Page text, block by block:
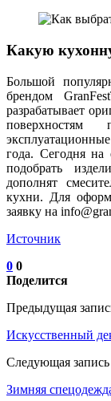
Какую
Большой
брендом
разрабатывает
года. Сегодня на
подобрать
дополнят
кухни. Для
заявку на
Источник
0 0
Поделится
Предыдущая
Искусственный
Следующая запись
Зимняя